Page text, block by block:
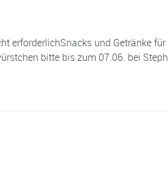
erforderlichSnacks und Getränke für
bitte bis zum 07.06. bei